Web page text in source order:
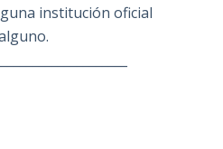
institución oficial